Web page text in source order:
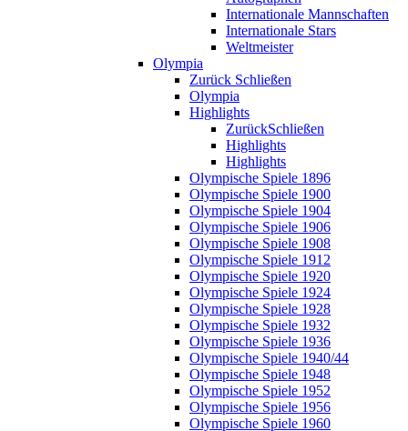
Internationale Mannschaften
Internationale Stars
Weltmeister
Olympia
Zurück Schließen
Olympia
Highlights
ZurückSchließen
Highlights
Highlights
Olympische Spiele 1896
Olympische Spiele 1900
Olympische Spiele 1904
Olympische Spiele 1906
Olympische Spiele 1908
Olympische Spiele 1912
Olympische Spiele 1920
Olympische Spiele 1924
Olympische Spiele 1928
Olympische Spiele 1932
Olympische Spiele 1936
Olympische Spiele 1940/44
Olympische Spiele 1948
Olympische Spiele 1952
Olympische Spiele 1956
Olympische Spiele 1960